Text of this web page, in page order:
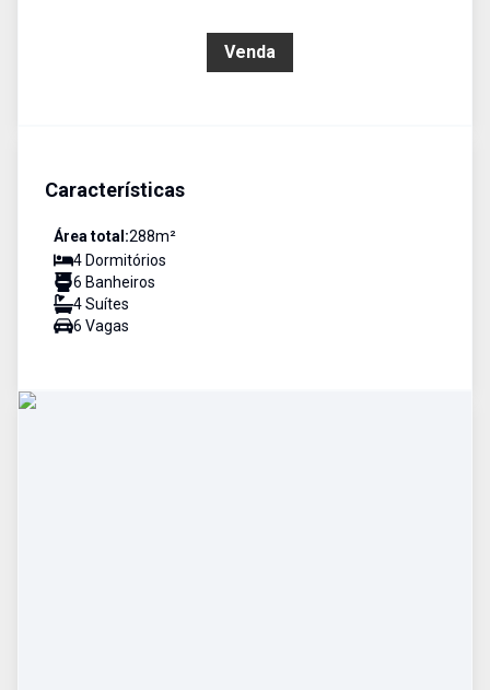
Venda
Características
Área total:288m²
4 Dormitórios
6 Banheiros
4Suítes
6 Vagas